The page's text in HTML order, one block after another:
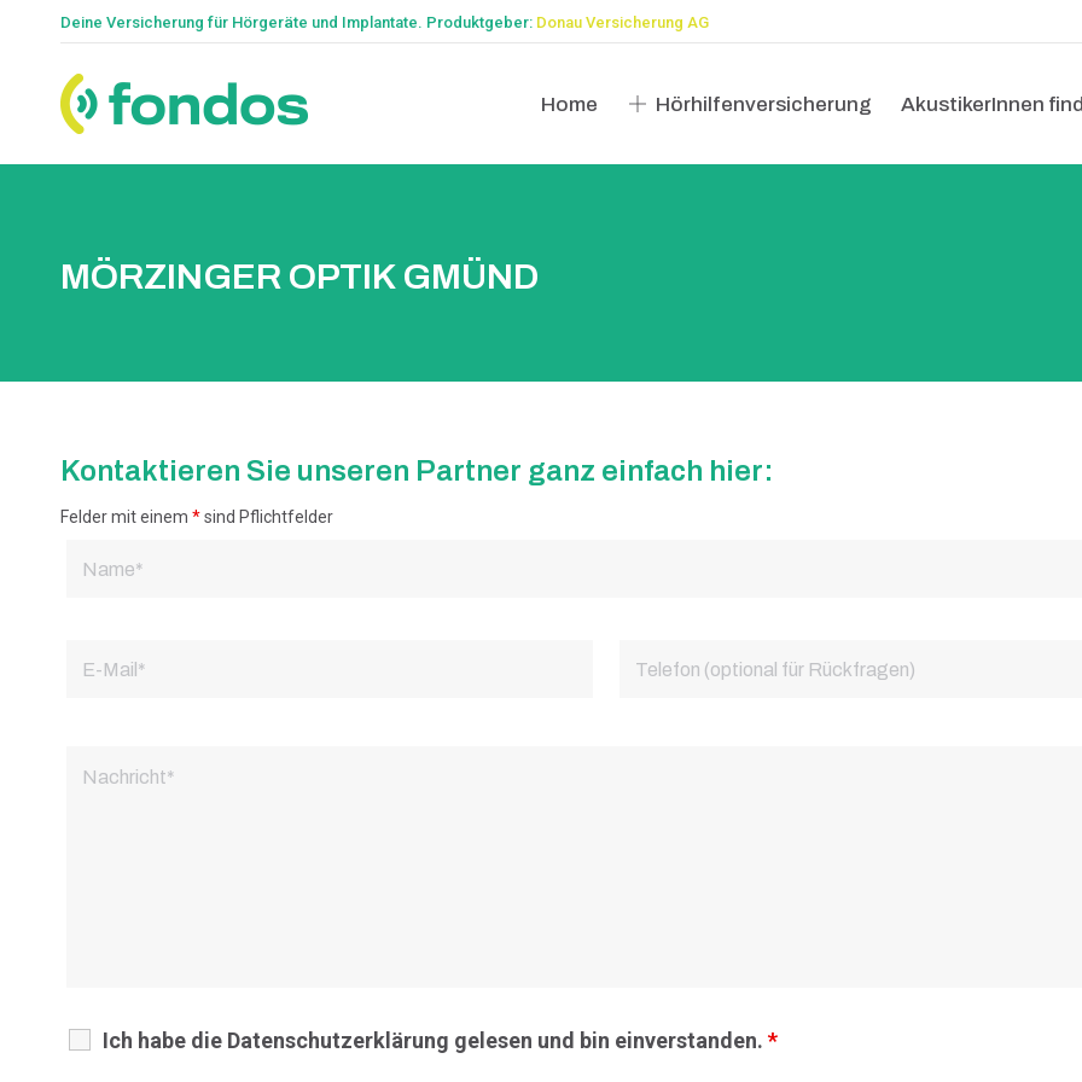
Deine Versicherung für Hörgeräte und Implantate. Produktgeber: Donau Versicherung AG
Home Hörhilfenversicherung AkustikerInnen
MÖRZINGER OPTIK GMÜND
Kontaktieren Sie unseren Partner ganz einfach hier:
Felder mit einem *sind Pflichtfelder
Ich habe die Datenschutzerklärung gelesen und bin einverstanden. *
Home Hörhilfenversicherung AkustikerInnen